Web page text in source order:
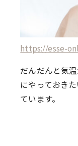
https://esse-
だんだんと気
にやっておき
ています。